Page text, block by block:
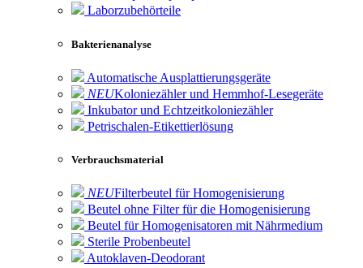
Laborzubehörteile
Bakterienanalyse
Automatische Ausplattierungsgeräte
NEUKoloniezähler und Hemmhof-Lesegeräte
Inkubator und Echtzeitkoloniezähler
Petrischalen-Etikettierlösung
Verbrauchsmaterial
NEUFilterbeutel für Homogenisierung
Beutel ohne Filter für die Homogenisierung
Beutel für Homogenisatoren mit Nährmedium
Sterile Probenbeutel
Autoklaven-Deodorant